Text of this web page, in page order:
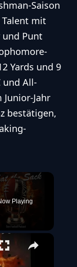
Saison
mit
und Punt
Yards und 9
und All-
Jahr
bestätigen,
Playing